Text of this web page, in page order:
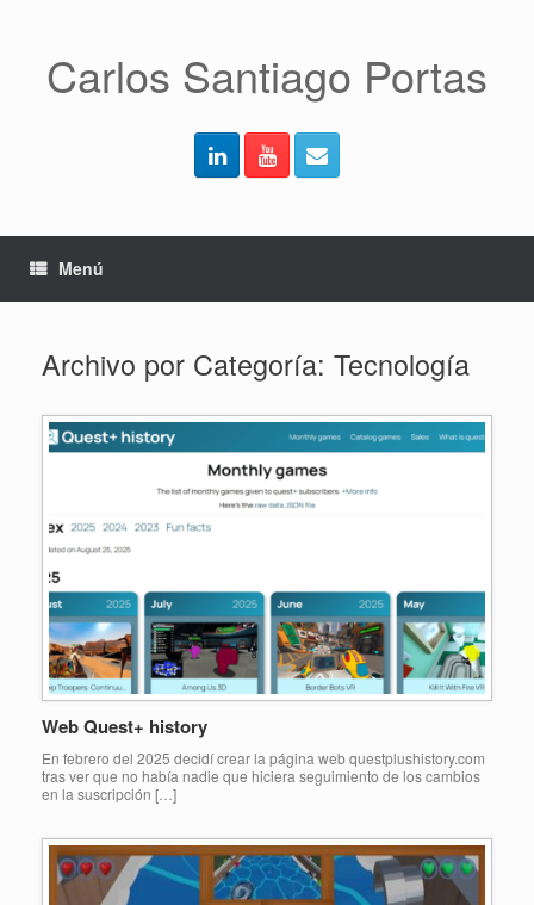
Carlos Santiago Portas
Menú
Archivo por Categoría: Tecnología
Web Quest+ history
En febrero del 2025 decidí crear la página web questplushistory.com
tras ver que no había nadie que hiciera seguimiento de los cambios
en la suscripción […]